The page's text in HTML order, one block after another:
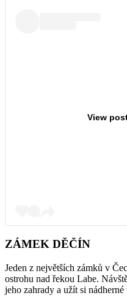
View
ZÁMEK DĚČÍN
Jeden z největších zámků v
ostrohu nad řekou Labe.
jeho zahrady a užít si